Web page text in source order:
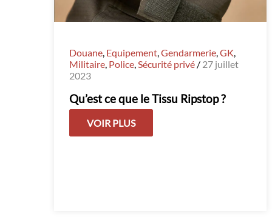
Douane Equipement Gendarmerie GK
Militaire Police Sécurité privé / 27 juillet
2023
Qu’est ce que le Tissu Ripstop ?
VOIR PLUS